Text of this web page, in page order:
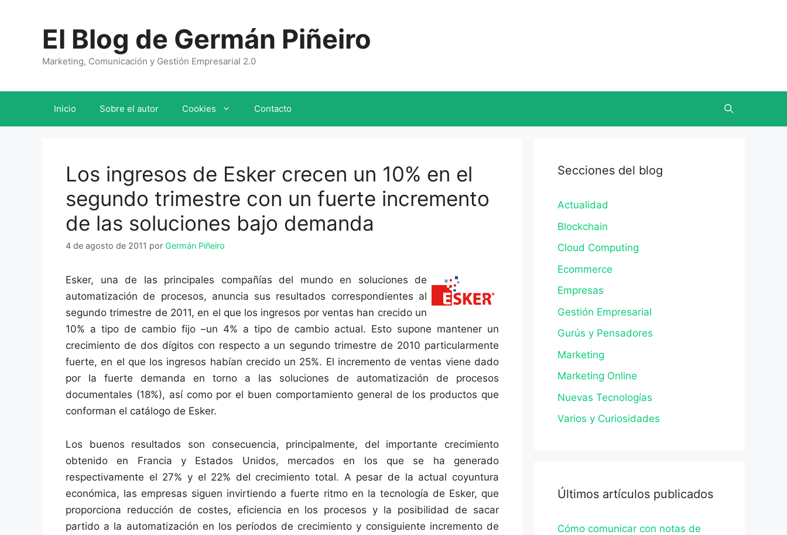
El Blog de Germán Piñeiro
Marketing, Comunicación y Gestión Empresarial 2.0
Inicio Sobre el autor Cookies Contacto
Los ingresos de Esker crecen un 10% en el
segundo trimestre con un fuerte incremento
de las soluciones bajo demanda
4 de agosto de 2011 por Germán Piñeiro
Esker, una de las principales compañías del mundo en soluciones de
automatización de procesos, anuncia sus resultados correspondientes al
segundo trimestre de 2011, en el que los ingresos por ventas han crecido un
10% a tipo de cambio fijo –un 4% a tipo de cambio actual. Esto supone mantener un
crecimiento de dos dígitos con respecto a un segundo trimestre de 2010 particularmente
fuerte, en el que los ingresos habían crecido un 25%. El incremento de ventas viene dado
por la fuerte demanda en torno a las soluciones de automatización de procesos
documentales (18%), así como por el buen comportamiento general de los productos que
conforman el catálogo de Esker.
Los buenos resultados son consecuencia, principalmente, del importante crecimiento
obtenido en Francia y Estados Unidos, mercados en los que se ha generado
respectivamente el 27% y el 22% del crecimiento total. A pesar de la actual coyuntura
económica, las empresas siguen invirtiendo a fuerte ritmo en la tecnología de Esker, que
proporciona reducción de costes, eficiencia en los procesos y la posibilidad de sacar
partido a la automatización en los períodos de crecimiento y consiguiente incremento de
Secciones del blog
Actualidad
Blockchain
Cloud Computing
Ecommerce
Empresas
Gestión Empresarial
Gurús y Pensadores
Marketing
Marketing Online
Nuevas Tecnologías
Varios y Curiosidades
Últimos artículos publicados
Cómo comunicar con notas de